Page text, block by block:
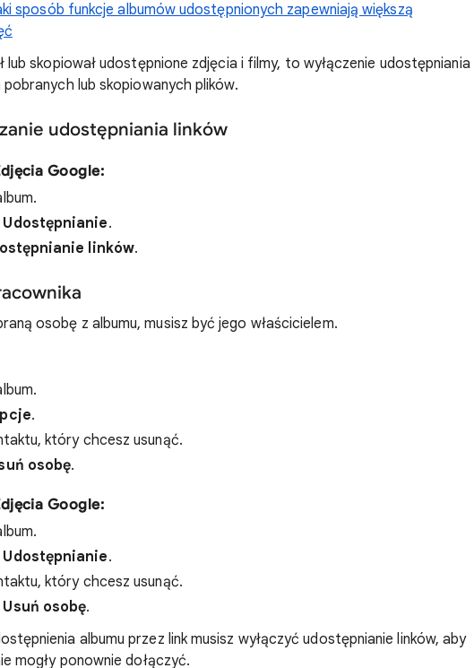
sposób funkcje albumów udostępnionych zapewniają większą
lub skopiował udostępnione zdjęcia i filmy, to wyłączenie udostępniania
lub skopiowanych plików.
udostępniania linków
Google:
Udostępnianie.
linków.
osobę z albumu, musisz być jego właścicielem.
.
który chcesz usunąć.
osobę.
Google:
Udostępnianie.
który chcesz usunąć.
Usuń osobę.
albumu przez link musisz wyłączyć udostępnianie linków, aby
mogły ponownie dołączyć.